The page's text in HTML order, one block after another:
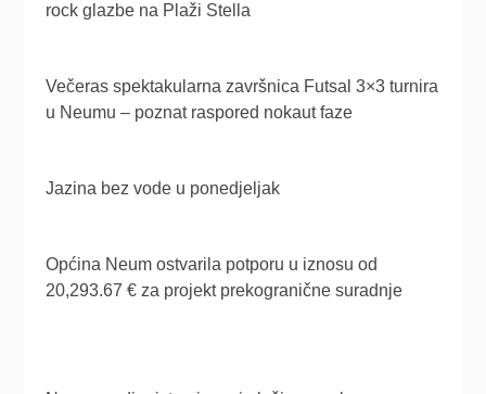
rock glazbe na Plaži Stella
Večeras spektakularna završnica Futsal 3×3 turnira
u Neumu – poznat raspored nokaut faze
Jazina bez vode u ponedjeljak
Općina Neum ostvarila potporu u iznosu od
20,293.67 € za projekt prekogranične suradnje